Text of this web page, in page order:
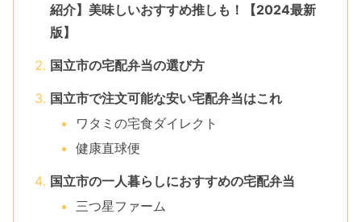
紹介】美味しいおすすめ推しも！【2024最新
版】
国立市の宅配弁当の選び方
国立市で注文可能な安い宅配弁当はこれ
ワタミの宅食ダイレクト
健康直球便
国立市の一人暮らしにおすすめの宅配弁当
三つ星ファーム